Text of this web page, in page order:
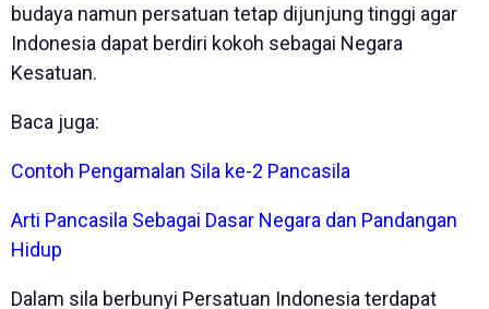
budaya namun persatuan tetap dijunjung tinggi agar
Indonesia dapat berdiri kokoh sebagai Negara
Kesatuan.
Baca juga:
Contoh Pengamalan Sila ke-2 Pancasila
Arti Pancasila Sebagai Dasar Negara dan Pandangan
Hidup
Dalam sila berbunyi Persatuan Indonesia terdapat